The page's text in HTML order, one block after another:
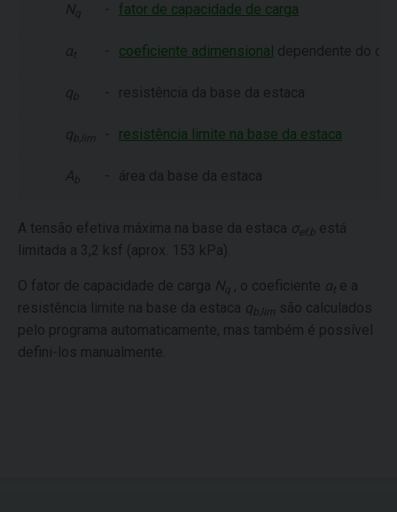
N q - fator de capacidade de carga
αt - coeficiente adimensional dependente do
q b - resistência da base da estaca
q b,lim - resistência limite na base da estaca
A b - área da base da estaca
A tensão efetiva máxima na base da estaca σef,b está
limitada a 3,2 ksf (aprox. 153 kPa).
O fator de capacidade de carga Nq , o coeficiente αt e a
resistência limite na base da estaca qb,lim são calculados
pelo programa automaticamente, mas também é possível
defini-los manualmente.